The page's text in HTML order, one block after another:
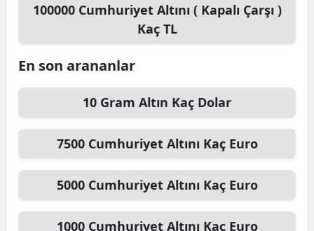
100000 Cumhuriyet Altını ( Kapalı Çarşı )
Kaç TL
En son arananlar
10 Gram Altın Kaç Dolar
7500 Cumhuriyet Altını Kaç Euro
5000 Cumhuriyet Altını Kaç Euro
1000 Cumhuriyet Altını Kaç Euro